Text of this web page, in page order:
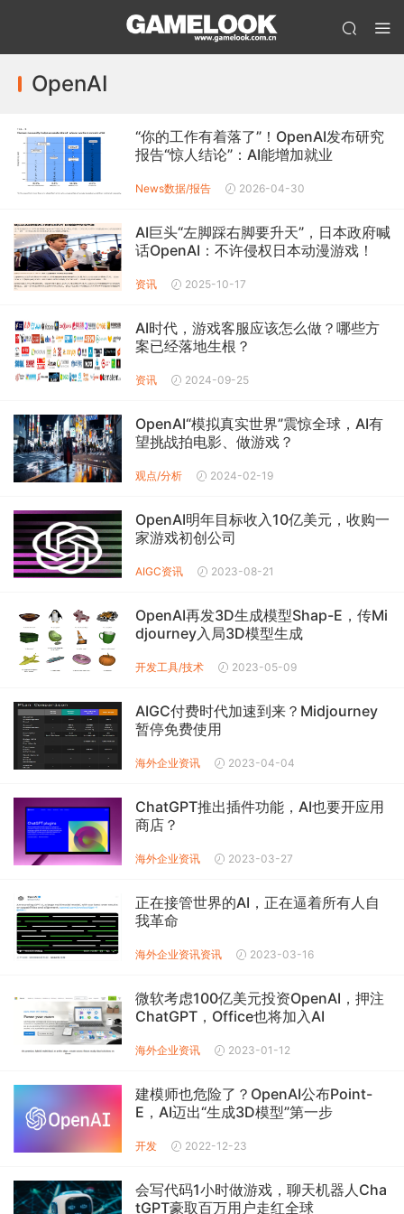
OpenAI
“你的工作有着落了”！OpenAI发布研究
报告“惊人结论”：AI能增加就业
News数据/报告 2026-04-30
AI巨头“左脚踩右脚要升天”，日本政府喊
话OpenAI：不许侵权日本动漫游戏！
资讯 2025-10-17
AI时代，游戏客服应该怎么做？哪些方
案已经落地生根？
资讯 2024-09-25
OpenAI“模拟真实世界”震惊全球，AI有
望挑战拍电影、做游戏？
观点/分析 2024-02-19
OpenAI明年目标收入10亿美元，收购一
家游戏初创公司
AIGC资讯 2023-08-21
OpenAI再发3D生成模型Shap-E，传Mi
djourney入局3D模型生成
开发工具/技术 2023-05-09
AIGC付费时代加速到来？Midjourney
暂停免费使用
海外企业资讯 2023-04-04
ChatGPT推出插件功能，AI也要开应用
商店？
海外企业资讯 2023-03-27
正在接管世界的AI，正在逼着所有人自
我革命
海外企业资讯资讯 2023-03-16
微软考虑100亿美元投资OpenAI，押注
ChatGPT，Office也将加入AI
海外企业资讯 2023-01-12
建模师也危险了？OpenAI公布Point-
E，AI迈出“生成3D模型”第一步
开发 2022-12-23
会写代码1小时做游戏，聊天机器人Cha
tGPT豪取百万用户走红全球